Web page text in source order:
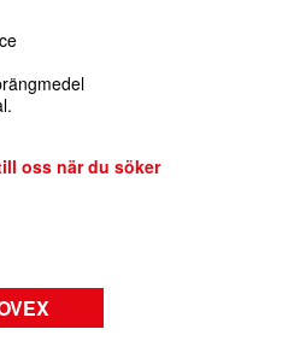
oss när du söker